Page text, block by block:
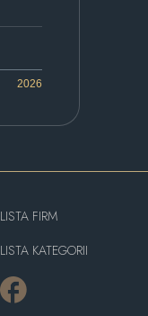
2026
LISTA FIRM
LISTA KATEGORII